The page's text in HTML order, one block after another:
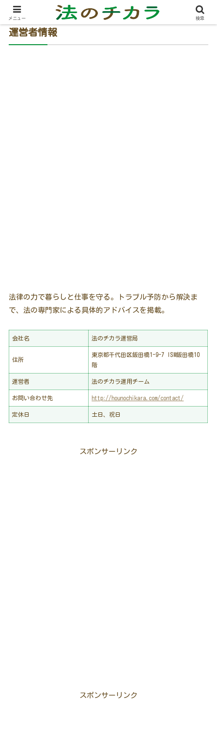
運営者情報
法律の力で暮らしと仕事を守る。トラブル予防から解決ま
で、法の専門家による具体的アドバイスを掲載。
会社名 法のチカラ運営局
住所
東京都千代田区飯田橋1-9-7 ISM飯田橋10
階
運営者 法のチカラ運用チーム
お問い合わせ先 http://hounochikara.com/contact/
定休日 土日、祝日
スポンサーリンク
スポンサーリンク
メニュー 検索